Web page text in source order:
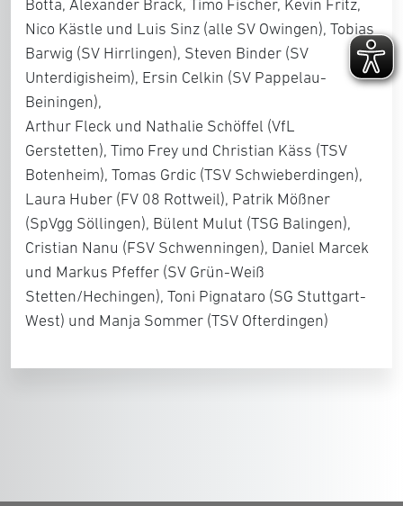
Botta, Alexander Brack, Timo Fischer, Kevin Fritz,
Nico Kästle und Luis Sinz (alle SV Owingen), Tobias
Barwig (SV Hirrlingen), Steven Binder (SV
Unterdigisheim), Ersin Celkin (SV Pappelau-
Beiningen),
Arthur Fleck und Nathalie Schöffel (VfL
Gerstetten), Timo Frey und Christian Käss (TSV
Botenheim), Tomas Grdic (TSV Schwieberdingen),
Laura Huber (FV 08 Rottweil), Patrik Mößner
(SpVgg Söllingen), Bülent Mulut (TSG Balingen),
Cristian Nanu (FSV Schwenningen), Daniel Marcek
und Markus Pfeffer (SV Grün-Weiß
Stetten/Hechingen), Toni Pignataro (SG Stuttgart-
West) und Manja Sommer (TSV Ofterdingen)